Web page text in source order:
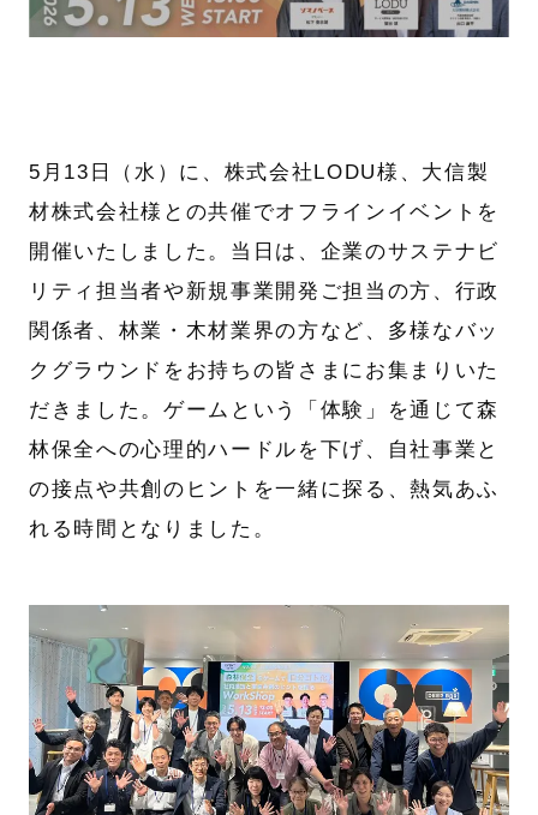
5月13日（水）に、株式会社LODU様、大信製
材株式会社様との共催でオフラインイベントを
開催いたしました。当日は、企業のサステナビ
リティ担当者や新規事業開発ご担当の方、行政
関係者、林業・木材業界の方など、多様なバッ
クグラウンドをお持ちの皆さまにお集まりいた
だきました。ゲームという「体験」を通じて森
林保全への心理的ハードルを下げ、自社事業と
の接点や共創のヒントを一緒に探る、熱気あふ
れる時間となりました。